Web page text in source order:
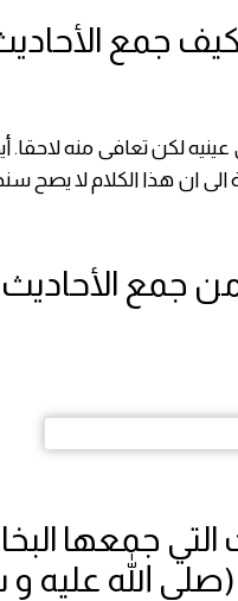
لكن تعافى منه لاحقا.
ان هذا الكلام لا يصح
جمع
الله عليه و